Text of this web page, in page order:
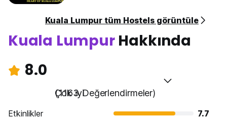
Kuala Lumpur tüm Hostels görüntüle
Kuala LumpurHakkında
8.0
Çok iyi
(1163 Değerlendirmeler)
Etkinlikler
7.7